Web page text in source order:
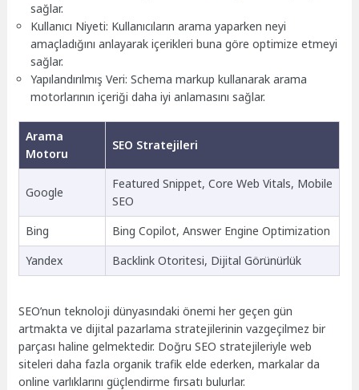
sağlar.
Kullanıcı Niyeti: Kullanıcıların arama yaparken neyi
amaçladığını anlayarak içerikleri buna göre optimize etmeyi
sağlar.
Yapılandırılmış Veri: Schema markup kullanarak arama
motorlarının içeriği daha iyi anlamasını sağlar.
Arama
Motoru
SEO Stratejileri
Google
Featured Snippet, Core Web Vitals, Mobile
SEO
Bing
Bing Copilot, Answer Engine Optimization
Yandex
Backlink Otoritesi, Dijital Görünürlük
SEO’nun teknoloji dünyasındaki önemi her geçen gün
artmakta ve dijital pazarlama stratejilerinin vazgeçilmez bir
parçası haline gelmektedir. Doğru SEO stratejileriyle web
siteleri daha fazla organik trafik elde ederken, markalar da
online varlıklarını güçlendirme fırsatı bulurlar.